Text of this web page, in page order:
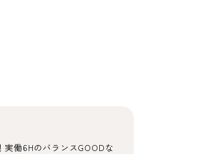
働6HのバランスGOODな